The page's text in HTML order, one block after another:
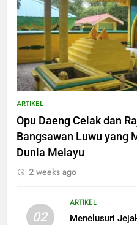
ARTIKEL
Opu Daeng Celak dan
Bangsawan Luwu yang
Dunia Melayu
2 weeks ago
02
ARTIKEL
Menelusuri